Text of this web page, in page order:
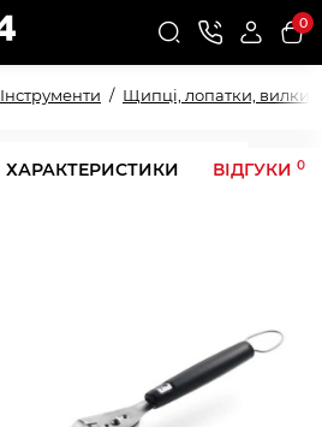
0
Інструменти Щипці, лопатки, вилки
ХАРАКТЕРИСТИКИ ВІДГУКИ 0